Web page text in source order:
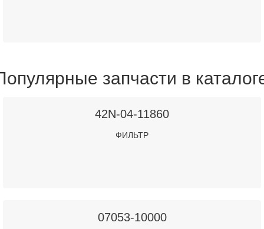
запчасти в
42N-04-11860
ФИЛЬТР
07053-10000